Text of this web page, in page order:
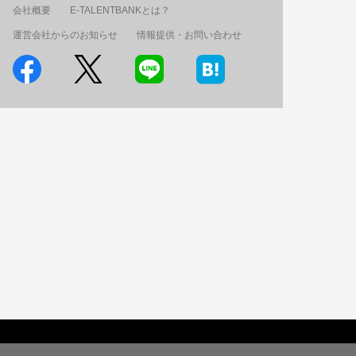
会社概要 E-TALENTBANKとは？
運営会社からのお知らせ 情報提供・お問い合わせ